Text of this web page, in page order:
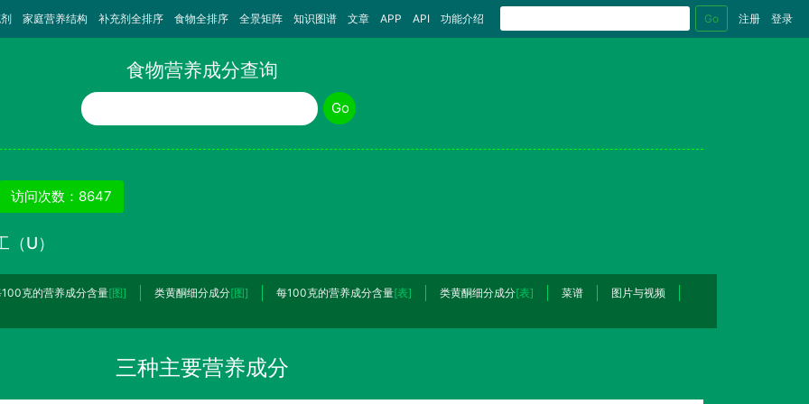
家庭营养结构 补充剂全排序 食物全排序 全景矩阵 知识图谱 文章 APP API 功能介绍 Go 注册 登录
食物营养成分查询
食物名称
Go
访问次数：8647
U）
克的营养成分含量[图] 类黄酮细分成分[图] 每100克的营养成分含量[表] 类黄酮细分成分[表] 菜谱 图片与视频
三种主要营养成分